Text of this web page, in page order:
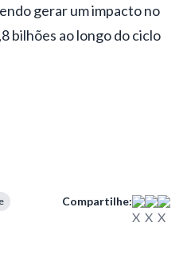
gerar um impacto no
bilhões ao longo do ciclo
Compartilhe: